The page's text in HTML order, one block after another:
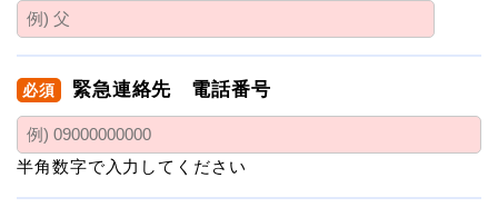
必須 緊急連絡先 電話番号
半角数字で入力してください